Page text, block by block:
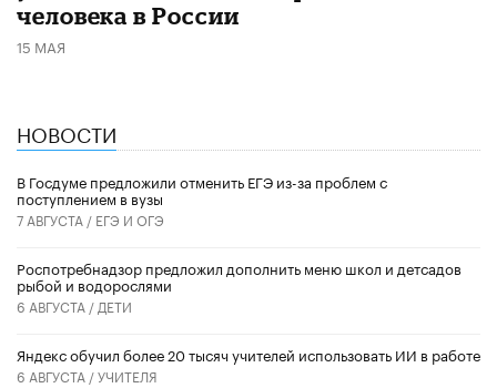
человека в России
15 МАЯ
НОВОСТИ
В Госдуме предложили отменить ЕГЭ из-за проблем с
поступлением в вузы
7 АВГУСТА / ЕГЭ И ОГЭ
Роспотребнадзор предложил дополнить меню школ и детсадов
рыбой и водорослями
6 АВГУСТА / ДЕТИ
​Яндекс обучил более 20 тысяч учителей использовать ИИ в работе
6 АВГУСТА /УЧИТЕЛЯ